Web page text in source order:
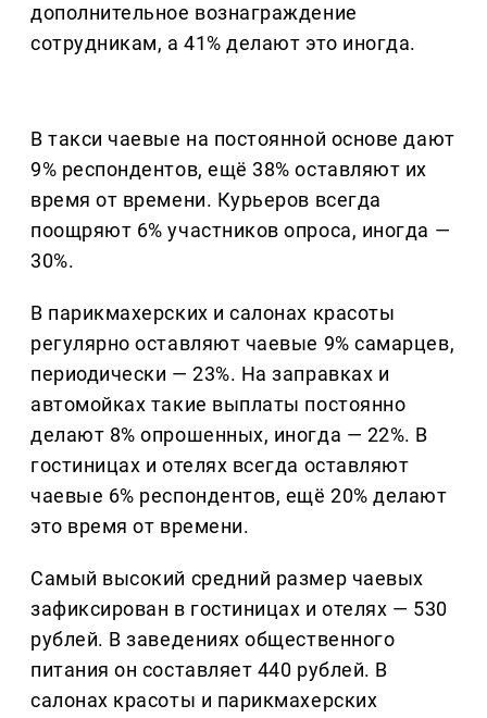
дополнительное вознаграждение
сотрудникам, а 41% делают это иногда.
В такси чаевые на постоянной основе дают
9% респондентов, ещё 38% оставляют их
время от времени. Курьеров всегда
поощряют 6% участников опроса, иногда —
30%.
В парикмахерских и салонах красоты
регулярно оставляют чаевые 9% самарцев,
периодически — 23%. На заправках и
автомойках такие выплаты постоянно
делают 8% опрошенных, иногда — 22%. В
гостиницах и отелях всегда оставляют
чаевые 6% респондентов, ещё 20% делают
это время от времени.
Самый высокий средний размер чаевых
зафиксирован в гостиницах и отелях — 530
рублей. В заведениях общественного
питания он составляет 440 рублей. В
салонах красоты и парикмахерских